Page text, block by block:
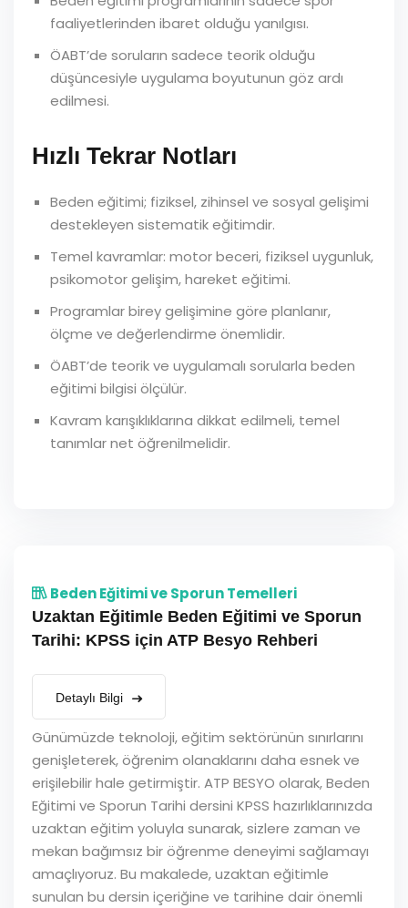
faaliyetlerinden ibaret olduğu yanılgısı.
ÖABT’de soruların sadece teorik olduğu
düşüncesiyle uygulama boyutunun göz ardı
edilmesi.
Hızlı Tekrar Notları
Beden eğitimi; fiziksel, zihinsel ve sosyal gelişimi
destekleyen sistematik eğitimdir.
Temel kavramlar: motor beceri, fiziksel uygunluk,
psikomotor gelişim, hareket eğitimi.
Programlar birey gelişimine göre planlanır,
ölçme ve değerlendirme önemlidir.
ÖABT’de teorik ve uygulamalı sorularla beden
eğitimi bilgisi ölçülür.
Kavram karışıklıklarına dikkat edilmeli, temel
tanımlar net öğrenilmelidir.
Beden Eğitimi ve Sporun Temelleri
Uzaktan Eğitimle Beden Eğitimi ve Sporun
Tarihi: KPSS için ATP Besyo Rehberi
Detaylı Bilgi
Günümüzde teknoloji, eğitim sektörünün sınırlarını
genişleterek, öğrenim olanaklarını daha esnek ve
erişilebilir hale getirmiştir. ATP BESYO olarak, Beden
Eğitimi ve Sporun Tarihi dersini KPSS hazırlıklarınızda
uzaktan eğitim yoluyla sunarak, sizlere zaman ve
mekan bağımsız bir öğrenme deneyimi sağlamayı
amaçlıyoruz. Bu makalede, uzaktan eğitimle
sunulan bu dersin içeriğine ve tarihine dair önemli